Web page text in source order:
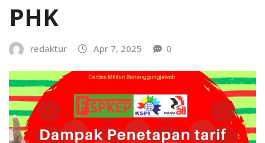
PHK
redaktur Apr 7, 2025 0